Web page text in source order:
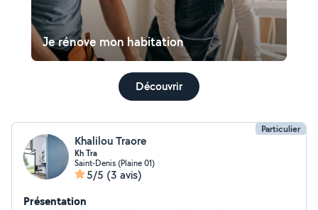
Je rénove mon habitation
Découvrir
Particulier
Khalilou Traore
Kh Tra
Saint-Denis (Plaine 01)
5/5 (3 avis)
Présentation